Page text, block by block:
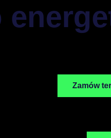
Zamów